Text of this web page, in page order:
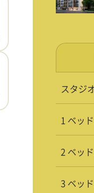
スタジ
1 ベッ
2 ベッ
3 ベッ